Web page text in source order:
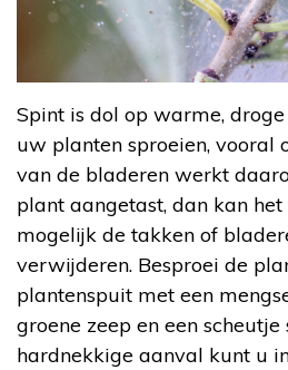
Spint is dol op warme,
uw planten sproeien, vooral
van de bladeren werkt
plant aangetast, dan kan
mogelijk de takken of
verwijderen. Besproei de
plantenspuit met een
groene zeep en een
hardnekkige aanval kunt u